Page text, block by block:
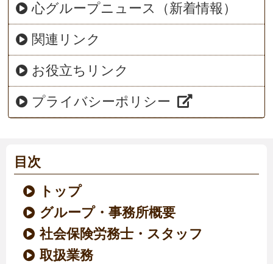
心グループニュース（新着情報）
関連リンク
お役立ちリンク
プライバシーポリシー
目次
トップ
グループ・事務所概要
社会保険労務士・スタッフ
取扱業務